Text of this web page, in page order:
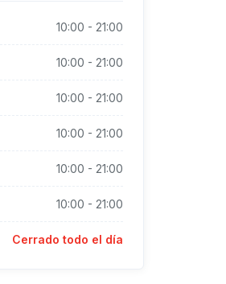
10:00 - 21:00
10:00 - 21:00
10:00 - 21:00
10:00 - 21:00
10:00 - 21:00
10:00 - 21:00
Cerrado todo el día